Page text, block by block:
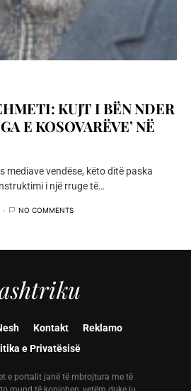
KUJT I BËN NDER
E KOSOVARËVE’ NË
mediave vendëse, këto ditë paska
i një rruge të…
NO COMMENTS
Kontakt
Reklamo
e Privatësisë
e portalit janë të mbrojtura me të